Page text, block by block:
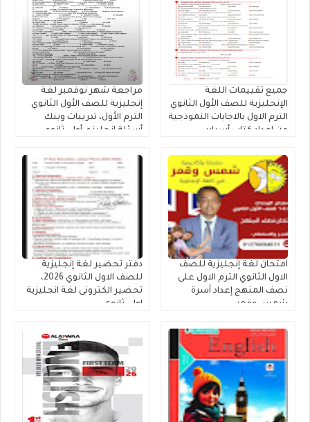
جميع تقييمات اللغة
الإنجليزية للصف الأول الثانوي
الترم الاول بالاجابات النموذجية
من إعداد كتاب أسباير
مراجعة شهر نوفمبر لغة
إنجليزية للصف الأول الثانوي
الترم الأول، تدريبات وبنك
أسئلة إنجليزي أولى ثانوي
امتحان لغة إنجليزية للصف
الاول الثانوي الترم الاول على
نصف المنهج إعداد أسرة
شمس وقمر
دفتر تحضير لغة إنجليزية
للصف الاول الثانوي 2026،
تحضير الكترونى لغة انجليزية
اولى ثانوى